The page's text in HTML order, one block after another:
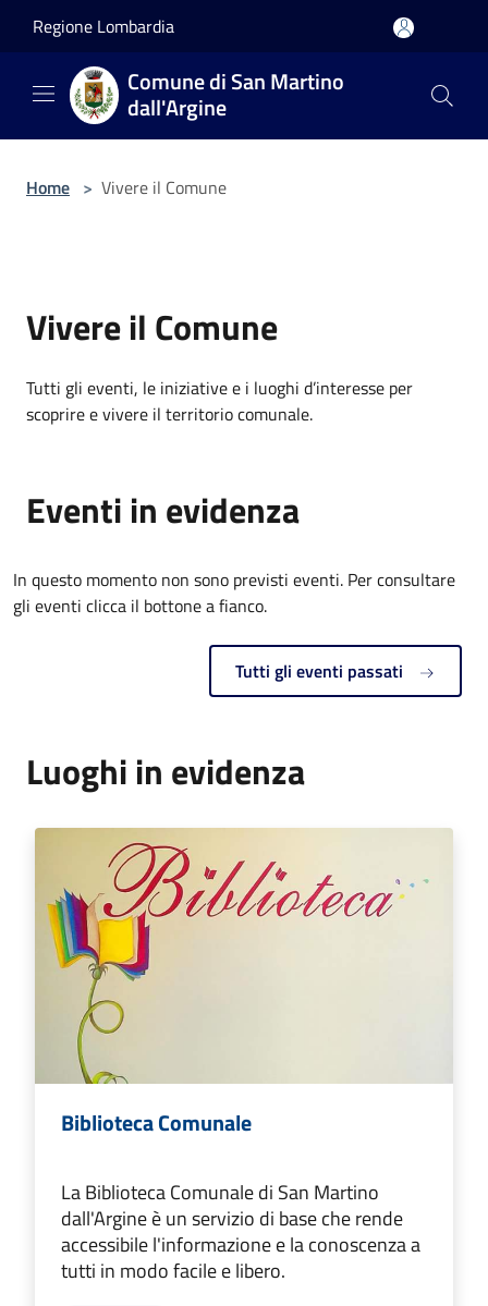
Regione Lombardia
Comune di San Martino
dall'Argine
Home > Vivere il Comune
Vivere il Comune
Tutti gli eventi, le iniziative e i luoghi d’interesse per
scoprire e vivere il territorio comunale.
Eventi in evidenza
In questo momento non sono previsti eventi. Per consultare
gli eventi clicca il bottone a fianco.
Tutti gli eventi passati
Luoghi in evidenza
Biblioteca Comunale
La Biblioteca Comunale di San Martino
dall'Argine è un servizio di base che rende
accessibile l'informazione e la conoscenza a
tutti in modo facile e libero.